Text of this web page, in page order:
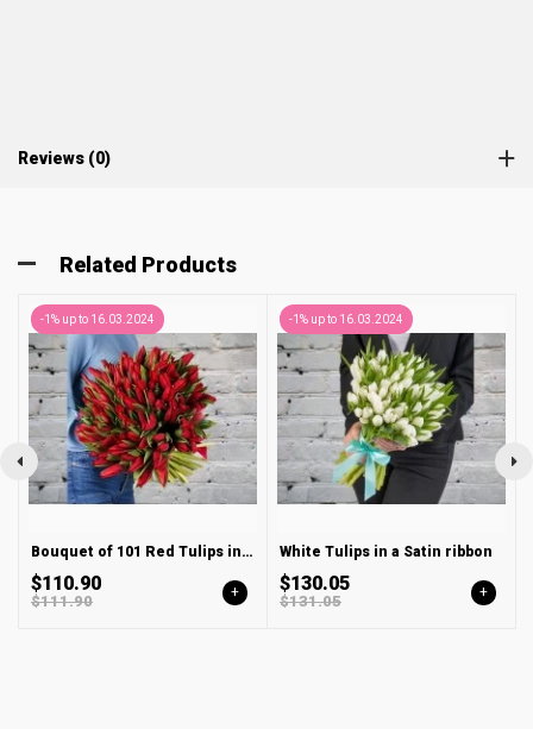
Reviews (0)
Related Products
-1% up to 16.03.2024
Bouquet of 101 Red Tulips in a satin ribbon
$110.90
$111.90 +
-1% up to 16.03.2024
White Tulips in a Satin ribbon
$130.05
$131.05 +